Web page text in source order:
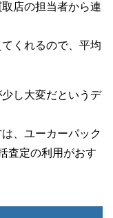
店の担当者から連
くれるので、平均
し大変だというデ
、ユーカーパック
査定の利用がおす